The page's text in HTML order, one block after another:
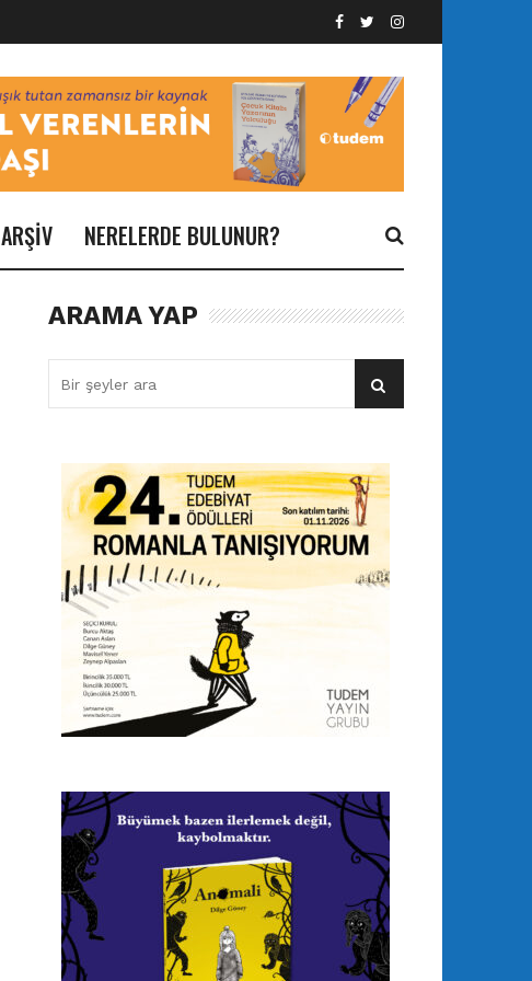
ARŞİV NERELERDE BULUNUR?
ARAMA YAP